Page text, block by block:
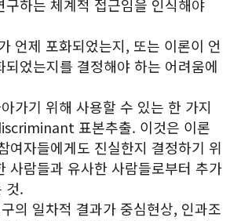
구하는 체계적 접근임을 인식해야
언제 포화되었는지, 또는 이론이 언
었는지를 결정해야 하는 어려움에
가기 위해 사용할 수 있는 한 가지
표본추출. 이것은 이론
여자들에게도 진실한지 결정하기 위
사람들과 유사한 사람들로부터 추가
것.
의 일차적 결과가 중심현상, 인과조